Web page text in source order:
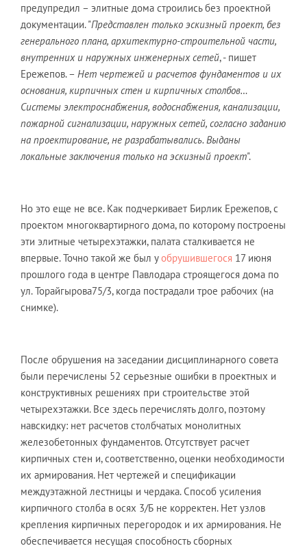
предупредил – элитные дома строились без проектной
документации. "Представлен только эскизный проект, без
генерального плана, архитектурно-строительной части,
внутренних и наружных инженерных сетей, - пишет
Ережепов. – Нет чертежей и расчетов фундаментов и их
основания, кирпичных стен и кирпичных столбов…
Системы электроснабжения, водоснабжения, канализации,
пожарной сигнализации, наружных сетей, согласно заданию
на проектирование, не разрабатывались. Выданы
локальные заключения только на эскизный проект".
Но это еще не все. Как подчеркивает Бирлик Ережепов, с
проектом многоквартирного дома, по которому построены
эти элитные четырехэтажки, палата сталкивается не
впервые. Точно такой же был уобрушившегося 17 июня
прошлого года в центре Павлодара строящегося дома по
ул. Торайгырова75/3, когда пострадали трое рабочих (на
снимке).
После обрушения на заседании дисциплинарного совета
были перечислены 52 серьезные ошибки в проектных и
конструктивных решениях при строительстве этой
четырехэтажки. Все здесь перечислять долго, поэтому
навскидку: нет расчетов столбчатых монолитных
железобетонных фундаментов. Отсутствует расчет
кирпичных стен и, соответственно, оценки необходимости
их армирования. Нет чертежей и спецификации
междуэтажной лестницы и чердака. Способ усиления
кирпичного столба в осях 3/Б не корректен. Нет узлов
крепления кирпичных перегородок и их армирования. Не
обеспечивается несущая способность сборных